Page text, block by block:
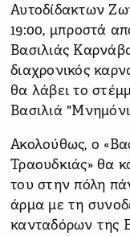
Αυτοδίδακτων
19:00, μπροστά
Βασιλιάς
διαχρονικός
θα λάβει το
Βασιλιά
Ακολούθως, ο
Τραουδκιάς» θα
του στην πόλη
άρμα με τη
κανταδόρων της